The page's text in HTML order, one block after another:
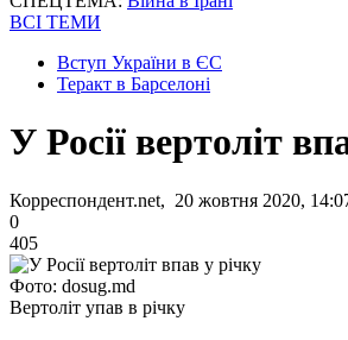
ВСІ ТЕМИ
Вступ України в ЄС
Теракт в Барселоні
У Росії вертоліт
Корреспондент.net, 20 жовтня 2020,
0
405
Фото: dosug.md
Вертоліт упав в річку